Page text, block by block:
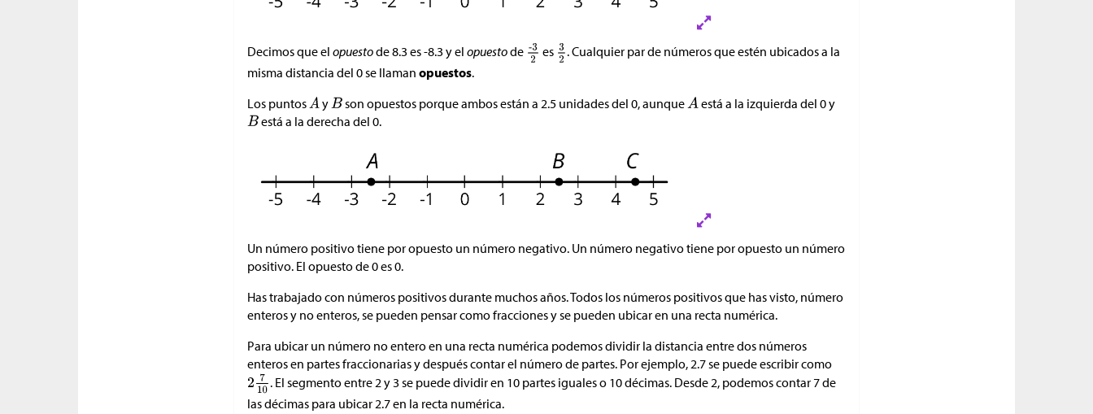
Decimos que el opuestode 8.3 es -8.3 y el opuestode es
. Cualquier par de números que estén ubicados a la
misma distancia del 0 se llaman opuestos.
Los puntos
y son opuestos porque ambos están a 2.5 unidades del 0, aunque
está a la izquierda del 0 y
está a la derecha del 0.
Un número positivo tiene por opuesto un número negativo. Un número negativo tiene por opuesto un número
positivo. El opuesto de 0 es 0.
Has trabajado con números positivos durante muchos años. Todos los números positivos que has visto, número
enteros y no enteros, se pueden pensar como fracciones y se pueden ubicar en una recta numérica.
Para ubicar un número no entero en una recta numérica podemos dividir la distancia entre dos números
enteros en partes fraccionarias y después contar el número de partes. Por ejemplo, 2.7 se puede escribir como
. El segmento entre 2 y 3 se puede dividir en 10 partes iguales o 10 décimas. Desde 2, podemos contar 7 de
las décimas para ubicar 2.7 en la recta numérica.